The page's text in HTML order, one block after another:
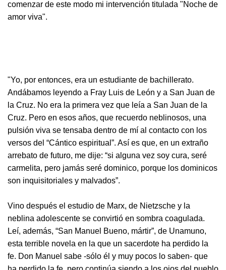
comenzar de este modo mi intervención titulada "Noche de
amor viva".
"Yo, por entonces, era un estudiante de bachillerato.
Andábamos leyendo a Fray Luis de León y a San Juan de
la Cruz. No era la primera vez que leía a San Juan de la
Cruz. Pero en esos años, que recuerdo neblinosos, una
pulsión viva se tensaba dentro de mí al contacto con los
versos del “Cántico espiritual”. Así es que, en un extraño
arrebato de futuro, me dije: “si alguna vez soy cura, seré
carmelita, pero jamás seré dominico, porque los dominicos
son inquisitoriales y malvados”.
Vino después el estudio de Marx, de Nietzsche y la
neblina adolescente se convirtió en sombra coagulada.
Leí, además, “San Manuel Bueno, mártir”, de Unamuno,
esta terrible novela en la que un sacerdote ha perdido la
fe. Don Manuel sabe -sólo él y muy pocos lo saben- que